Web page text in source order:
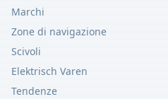
Marchi
Zone di navigazione
Scivoli
Elektrisch Varen
Tendenze